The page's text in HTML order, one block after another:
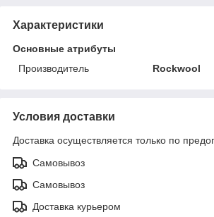
Характеристики
Основные атрибуты
Производитель
Rockwool
Условия доставки
Доставка осуществляется только по
Самовывоз
Самовывоз
Доставка курьером